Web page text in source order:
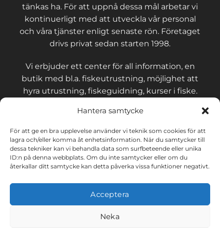
Hantera samtycke
För att ge en bra upplevelse använder vi teknik som cookies för att
lagra och/eller komma åt enhetsinformation. När du samtycker till
dessa tekniker kan vi behandla data som surfbeteende eller unika
ID:n på denna webbplats. Om du inte samtycker eller om du
återkallar ditt samtycke kan detta påverka vissa funktioner negativt.
Acceptera
Neka
tänkas ha. För att uppnå dessa mål arbetar vi
kontinuerligt med att utveckla vår personal
och våra tjänster enligt senaste rön. Företaget
drivs privat sedan starten 1998.
Vi erbjuder ett center för all information, en
butik med bl.a. fiskeutrustning, möjlighet att
hyra utrustning, fiskeguidning, kurser i fiske.
KONTAKT OCH VILLKOR